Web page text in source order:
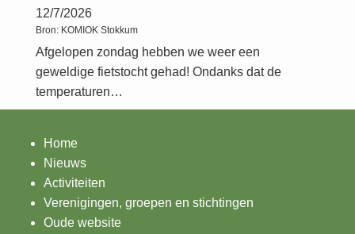
12/7/2026
Bron: KOMIOK Stokkum
Afgelopen zondag hebben we weer een
geweldige fietstocht gehad! Ondanks dat de
temperaturen…
Home
Nieuws
Activiteiten
Verenigingen, groepen en stichtingen
Oude website